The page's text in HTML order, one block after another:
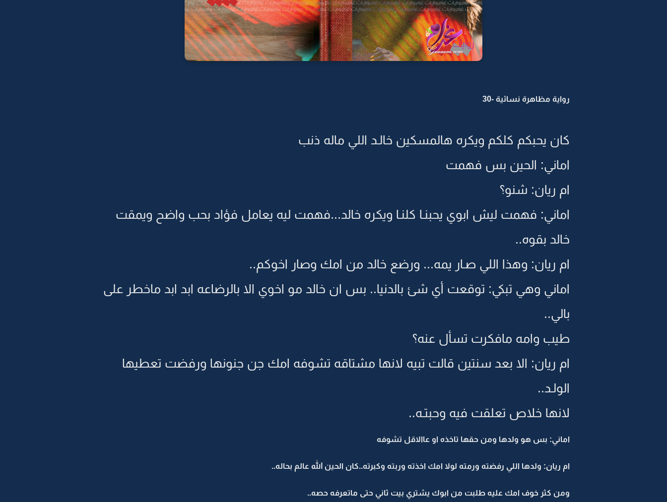
رواية مظاهرة نسائية -30
كان يحبكم كلكم ويكره هالمسكين خالـد اللي ماله ذنب
اماني: الحين بس فهمت
ام ريان: شنو؟
اماني: فهمت ليش ابوي يحبنـا كلنـا ويكره خالد...فهمت ليه يعامل فؤاد بحب واضح ويمقت
خالد بقوه..
ام ريان: وهذا اللي صـار يمه... ورضع خالد من امك وصار اخوكم..
اماني وهي تبكي: توقعت أي شئ بالدنيا.. بس ان خالد مو اخوي الا بالرضاعه ابد ابد ماخطر على
بالي..
طيب وامه مافكرت تسأل عنه؟
ام ريان: الا بعد سنتين قالت تبيه لانها مشتاقه تشوفه امك جن جنونها ورفضت تعطيها
الولـد..
لانها خلاص تعلقت فيه وحبتـه..
اماني: بس هو ولدها ومن حقها تاخذه او عاالاقل تشوفه
ام ريان: ولدها اللي رفضته ورمته لولا امك اخذته وربته وكبرته..كان الحين الله عالم بحاله..
ومن كثر خوف امك عليه طلبت من ابوك يشتري بيت ثاني حتى ماتعرفه حصه..